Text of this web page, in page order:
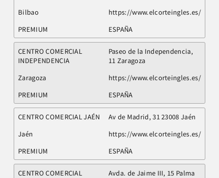
Bilbao
https://www.elcorteingles.es/
PREMIUM
ESPAÑA
CENTRO COMERCIAL
INDEPENDENCIA
Paseo de la Independencia,
11 Zaragoza
Zaragoza
https://www.elcorteingles.es/
PREMIUM
ESPAÑA
CENTRO COMERCIAL JAÉN
Av de Madrid, 31 23008 Jaén
Jaén
https://www.elcorteingles.es/
PREMIUM
ESPAÑA
CENTRO COMERCIAL
Avda. de Jaime III, 15 Palma